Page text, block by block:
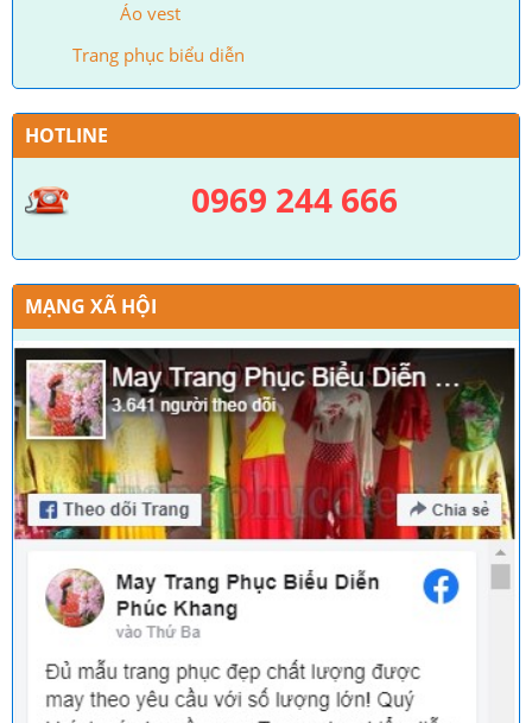
Áo vest
Trang phục biểu diễn
HOTLINE
0969 244 666
MẠNG XÃ HỘI